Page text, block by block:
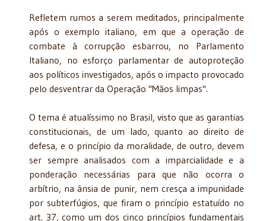
Refletem rumos a serem meditados, principalmente
após o exem­plo italiano, em que a operação de
combate à corrupção esbarrou, no Parlamento
Italiano, no esforço parlamentar de autoproteção
aos políticos investigados, após o impacto provocado
pelo desventrar da Operação "Mãos limpas".
O tema é atualíssimo no Brasil, visto que as garantias
constitucio­nais, de um lado, quanto ao direito de
defesa, e o princípio da morali­dade, de outro, devem
ser sempre analisados com a imparcialidade e a
ponderação necessárias para que não ocorra o
arbítrio, na ânsia de punir, nem cresça a impunidade
por subterfúgios, que firam o prin­cípio estatuído no
art. 37, como um dos cinco princípios fundamen­tais